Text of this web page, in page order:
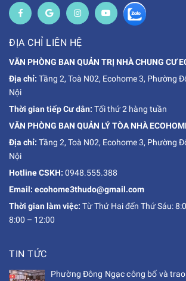
ĐỊA CHỈ LIÊN HỆ
VĂN PHÒNG BAN QUẢN TRỊ NHÀ CHUNG CƯ
Địa chỉ: Tầng 2, Toà N02, Ecohome 3, Phường
Nội
Thời gian tiếp Cư dân: Tối thứ 2 hàng tuần
VĂN PHÒNG BAN QUẢN LÝ TÒA NHÀ
Địa chỉ: Tầng 2, Toà N02, Ecohome 3, Phường
Nội
Hotline CSKH: 0948.555.388
Email: ecohome3thudo@gmail.com
Thời gian làm việc: Từ Thứ Hai đến Thứ Sáu:
8:00 – 12:00
TIN TỨC
Phường Đông Ngạc công bố và